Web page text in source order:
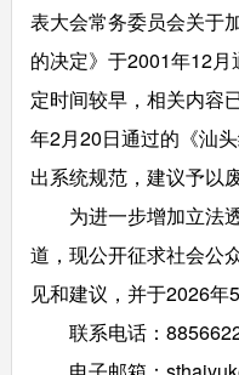
表大会常务委员会关于
的决定》于2001年12
定时间较早，相关内容
年2月20日通过的《汕
出系统规范，建议予以废
为进一步增加立法透
道，现公开征求社会公
见和建议，并于2026年
联系电话：